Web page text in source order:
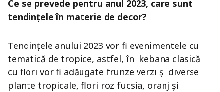
Ce se prevede pentru anul 2023, care sunt
tendințele în materie de decor?
Tendințele anului 2023 vor fi evenimentele cu
tematică de tropice, astfel, în ikebana clasică
cu flori vor fi adăugate frunze verzi și diverse
plante tropicale, flori roz fucsia, oranj și